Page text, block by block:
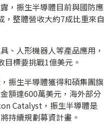
，振生半導體目前與國防應
，整體營收大約7成比重來自
、人形機器人等產品應用，
標要挑戰1億美元。
振生半導體獲得和碩集團旗
額達600萬美元，海外部分
Catalyst，振生半導體是
持續規劃募資計畫。